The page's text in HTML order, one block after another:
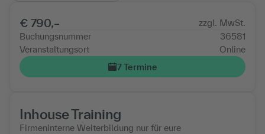
€ 790,–
zzgl. MwSt.
Buchungsnummer
36581
Veranstaltungsort
Online
7 Termine
Inhouse Training
Firmeninterne Weiterbildung nur für eure